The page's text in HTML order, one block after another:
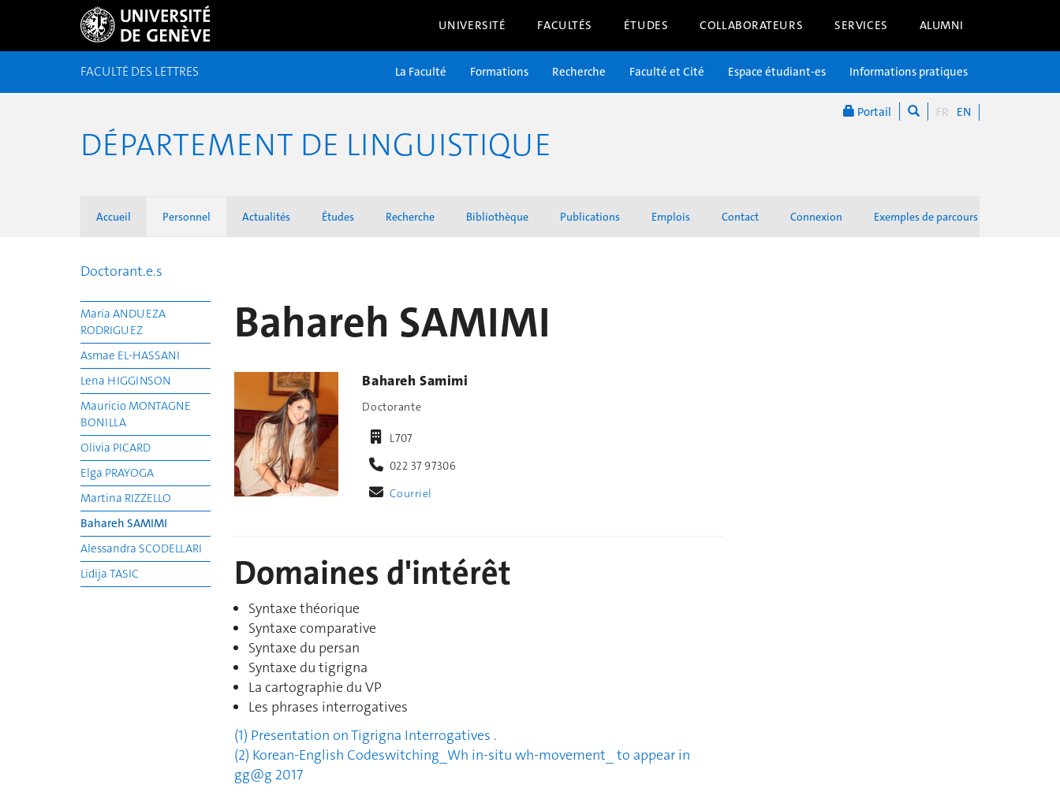
UNIVERSITÉ FACULTÉS ÉTUDES COLLABORATEURS SERVICES ALUMNI
Portail FR EN
FACULTÉ DES LETTRES La Faculté Formations Recherche Faculté et Cité Espace étudiant-es Informations pratiques
DÉPARTEMENT DE LINGUISTIQUE
Accueil Personnel Actualités Études Recherche Bibliothèque Publications Emplois Contact Connexion Exemples de parcours
Doctorant.e.s
Maria ANDUEZA
RODRIGUEZ
Asmae EL-HASSANI
Lena HIGGINSON
Mauricio MONTAGNE
BONILLA
Olivia PICARD
Elga PRAYOGA
Martina RIZZELLO
Bahareh SAMIMI
Alessandra SCODELLARI
Lidija TASIC
Bahareh SAMIMI
Bahareh Samimi
Doctorante
L707
022 37 97306
Courriel
Domaines d'intérêt
Syntaxe théorique
Syntaxe comparative
Syntaxe du persan
Syntaxe du tigrigna
La cartographie du VP
Les phrases interrogatives
(1) Presentation on Tigrigna Interrogatives .
(2) Korean-English Codeswitching_Wh in-situ wh-movement_ to appear in
gg@g 2017